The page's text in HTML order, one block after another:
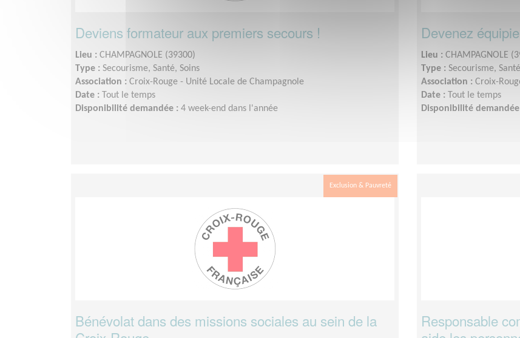
Deviens formateur aux premiers secours !
Lieu : CHAMPAGNOLE (39300)
Type : Secourisme, Santé, Soins
Association : Croix-Rouge - Unité Locale de Champagnole
Date :
Tout le temps
Disponibilité demandée : 4 week-end dans l'année
Devenez
Lieu : CHAMPAGNOLE
Type : Secourisme,
Association : Croix-
Date :
Tout le temps
Disponibilité demandée
Exclusion & Pauvreté
Bénévolat dans des missions sociales au sein de la
Responsable